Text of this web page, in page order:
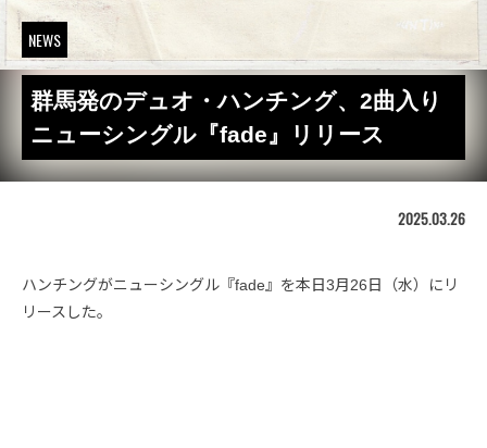
NEWS
群馬発のデュオ・ハンチング、2曲入り
ニューシングル『fade』リリース
2025.03.26
ハンチングがニューシングル『fade』を本日3月26日（水）にリ
リースした。